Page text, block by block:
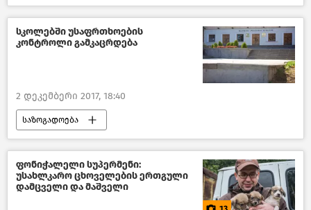
სკოლებში უსაფრთხოების
კონტროლი გამკაცრდება
2 დეკემბერი 2017, 18:40
საზოგადოება
სისხლიანი გარჩევა მოზარდებს შორის 2020
საქართველო
ფონიჭალელი სუპერმენი:
უსახლკარო ცხოველების ერთგული
დამცველი და მაშველი